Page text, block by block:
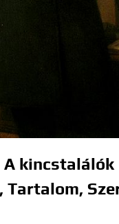
A kincstalálók
Tartalom,